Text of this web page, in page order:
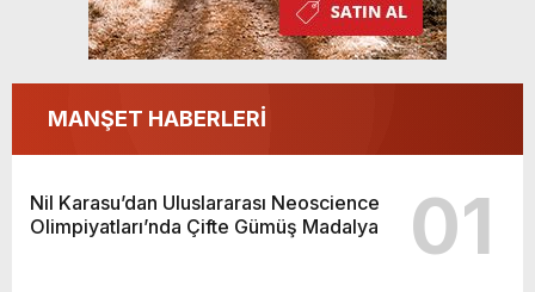
MANŞET HABERLERİ
Nil Karasu’dan Uluslararası Neoscience
Olimpiyatları’nda Çifte Gümüş Madalya
01